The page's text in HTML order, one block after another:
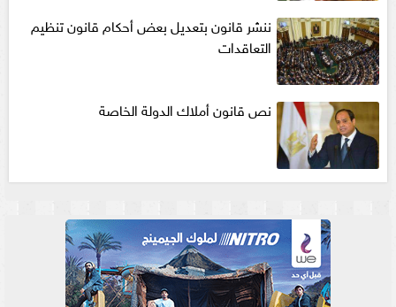
ننشر قانون بتعديل بعض أحكام قانون تنظيم
التعاقدات
نص قانون أملاك الدولة الخاصة